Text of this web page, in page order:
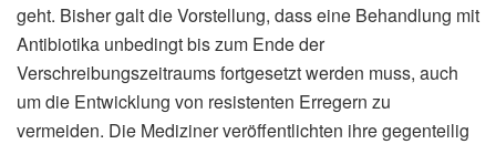
geht. Bisher galt die Vorstellung, dass eine Behandlung mit
Antibiotika unbedingt bis zum Ende der
Verschreibungszeitraums fortgesetzt werden muss, auch
um die Entwicklung von resistenten Erregern zu
vermeiden. Die Mediziner veröffentlichten ihre gegenteilig